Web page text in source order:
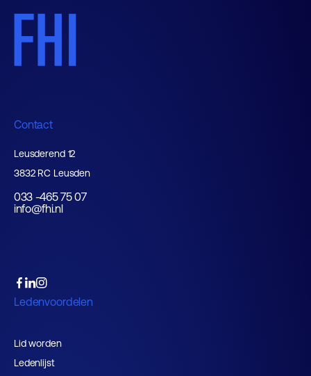
Contact
Leusderend 12
3832 RC Leusden
033 -465 75 07
info@fhi.nl
Ledenvoordelen
Lid worden
Ledenlijst